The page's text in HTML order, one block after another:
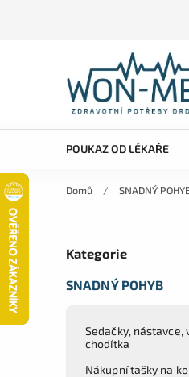
POUKAZ OD LÉKAŘE
Domů / SNADNÝ
Kategorie
SNADNÝ POHYB
Sedačky, nástavce,
chodítka
Nákupní tašky na